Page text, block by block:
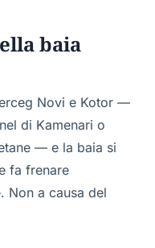
baia
Novi e Kotor —
di Kamenari o
— e la baia si
fa frenare
Non a causa del